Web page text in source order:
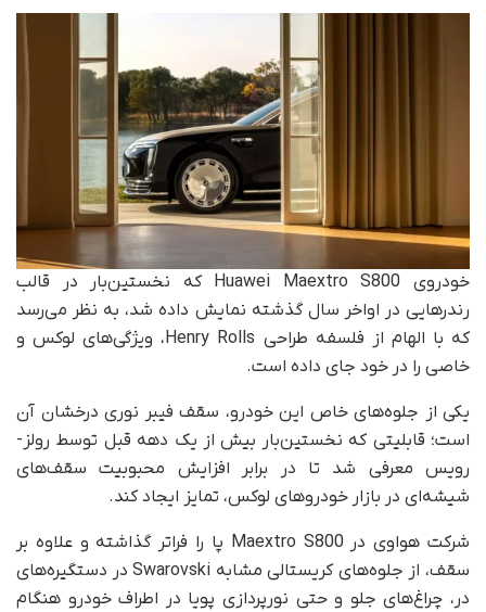
خودروی Huawei Maextro S800 که نخستین‌بار در قالب
رندرهایی در اواخر سال گذشته نمایش داده شد، به نظر می‌رسد
که با الهام از فلسفه طراحی Henry Rolls، ویژگی‌های لوکس و
خاصی را در خود جای داده است.
یکی از جلوه‌های خاص این خودرو، سقف فیبر نوری درخشان آن
است؛ قابلیتی که نخستین‌بار بیش از یک دهه قبل توسط رولز-
رویس معرفی شد تا در برابر افزایش محبوبیت سقف‌های
شیشه‌ای در بازار خودروهای لوکس، تمایز ایجاد کند.
شرکت هواوی در Maextro S800 پا را فراتر گذاشته و علاوه بر
سقف، از جلوه‌های کریستالی مشابه Swarovski در دستگیره‌های
در، چراغ‌های جلو و حتی نورپردازی پویا در اطراف خودرو هنگام